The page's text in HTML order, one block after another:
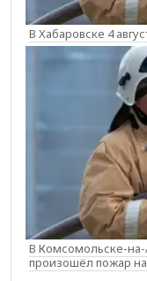
В Хабаровске 4
В Комсомольске-
произошёл пожар